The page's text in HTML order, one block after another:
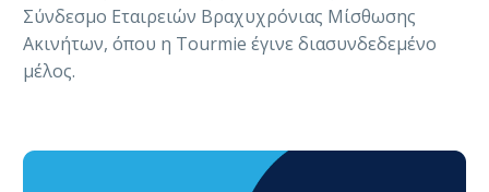
Σύνδεσμο Εταιρειών Βραχυχρόνιας Μίσθωσης
Ακινήτων, όπου η Tourmie έγινε διασυνδεδεμένο
μέλος.